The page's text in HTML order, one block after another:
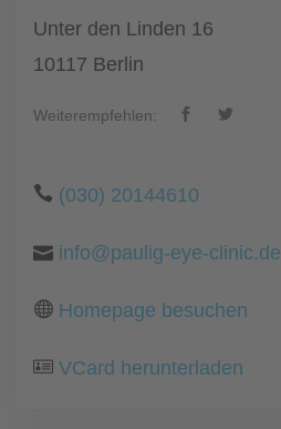
Unter den Linden 16
10117 Berlin
Weiterempfehlen:
(030) 20144610
info@paulig-eye-clinic.de
Homepage besuchen
VCard herunterladen